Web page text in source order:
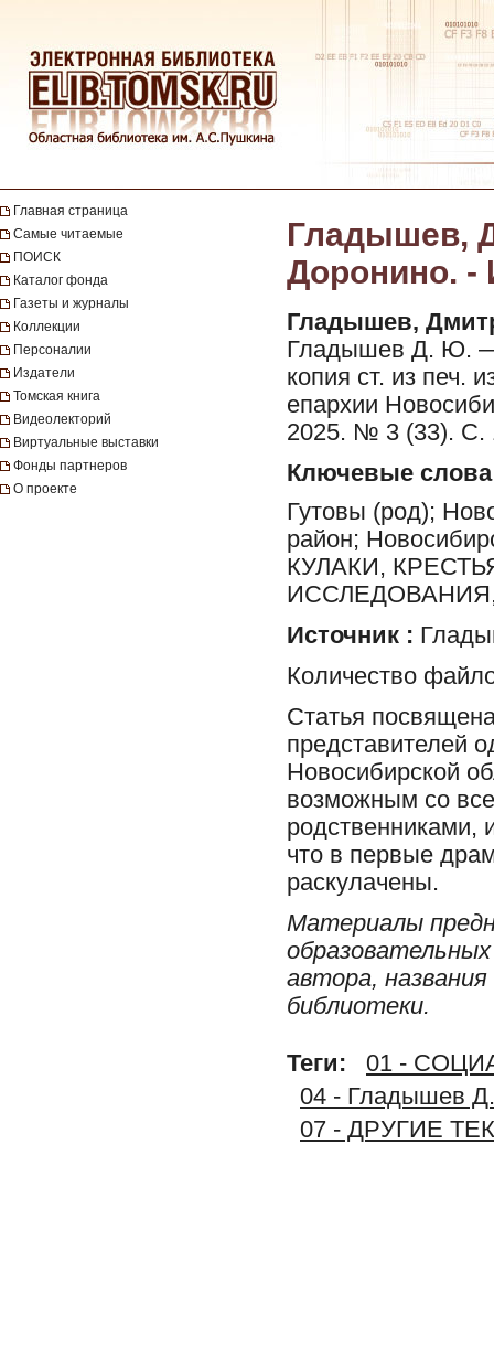
Главная страница
Самые читаемые
ПОИСК
Каталог фонда
Газеты и журналы
Коллекции
Персоналии
Издатели
Томская книга
Видеолекторий
Виртуальные выставки
Фонды партнеров
О проекте
Гладышев,
Доронино. -
Гладышев,
Гладышев Д. Ю. —
копия ст. из печ.
епархии
2025. № 3 (33). С.
Ключевые слова
Гутовы (род);
район;
КУЛАКИ,
Источник :
Количество
Статья
представителей
Новосибирской
возможным со
родственниками,
что в первые
раскулачены.
Материалы
автора,
библиотеки.
Теги:
01 -
04 - Гладышев Д.
07 - ДРУГИЕ